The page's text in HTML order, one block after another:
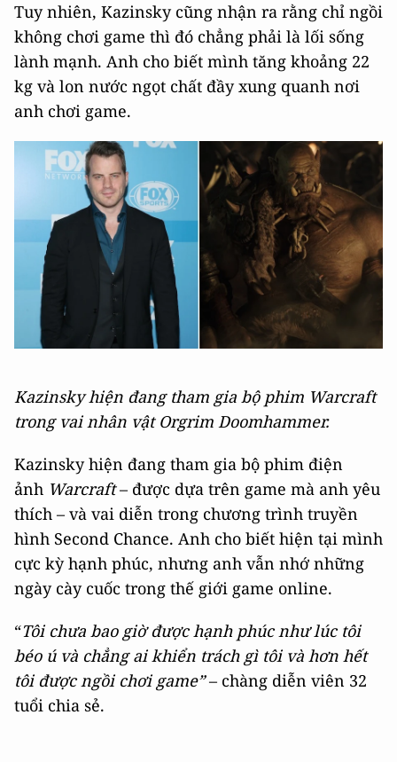
Tuy nhiên, Kazinsky cũng nhận ra rằng chỉ ngồi
không chơi game thì đó chẳng phải là lối sống
lành mạnh. Anh cho biết mình tăng khoảng 22
kg và lon nước ngọt chất đầy xung quanh nơi
anh chơi game.
Kazinsky hiện đang tham gia bộ phim Warcraft
trong vai nhân vật Orgrim Doomhammer.
Kazinsky hiện đang tham gia bộ phim điện
ảnh Warcraft– được dựa trên game mà anh yêu
thích – và vai diễn trong chương trình truyền
hình Second Chance. Anh cho biết hiện tại mình
cực kỳ hạnh phúc, nhưng anh vẫn nhớ những
ngày cày cuốc trong thế giới game online.
“Tôi chưa bao giờ được hạnh phúc như lúc tôi
béo ú và chẳng ai khiển trách gì tôi và hơn hết
tôi được ngồi chơi game”– chàng diễn viên 32
tuổi chia sẻ.